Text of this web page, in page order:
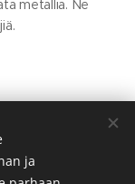
metallia. Ne
ja